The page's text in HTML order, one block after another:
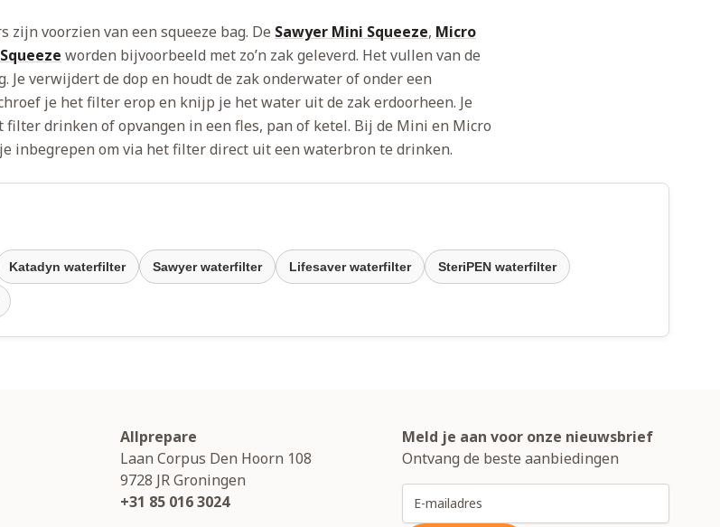
zijn voorzien van een squeeze bag. De Sawyer Mini Squeeze, Micro
worden bijvoorbeeld met zo’n zak geleverd. Het vullen van de
Je verwijdert de dop en houdt de zak onderwater of onder een
je het filter erop en knijp je het water uit de zak erdoorheen. Je
drinken of opvangen in een fles, pan of ketel. Bij de Mini en Micro
inbegrepen om via het filter direct uit een waterbron te drinken.
Katadyn waterfilter Sawyer waterfilter Lifesaver waterfilter SteriPEN waterfilter
Allprepare
Laan Corpus Den Hoorn 108
9728 JRGroningen
+31 85 016 3024
Meld je aan voor onze nieuwsbrief
Ontvang de beste aanbiedingen
E-mailadres